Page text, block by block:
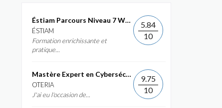
Éstiam Parcours Niveau 7 Web &...
ÉSTIAM
Formation enrichissante et
pratique...
5.84
10
Mastère Expert en Cybersécurité
OTERIA
J'ai eu l'occasion de...
9.75
10